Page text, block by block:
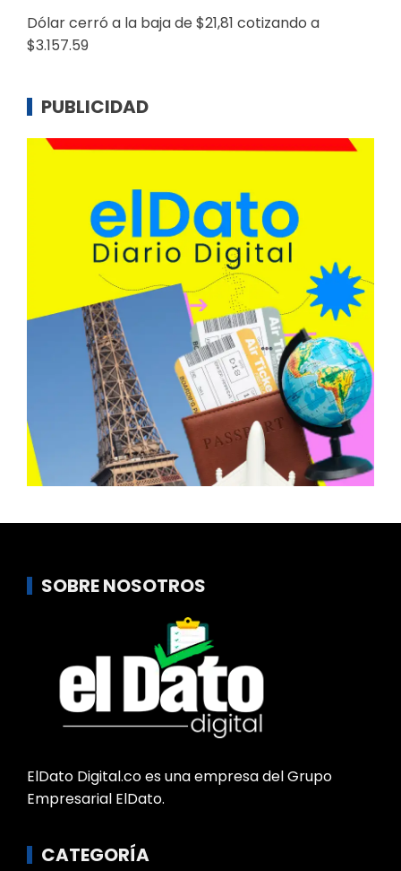
Dólar cerró a la baja de $21,81 cotizando a
$3.157.59
PUBLICIDAD
SOBRE NOSOTROS
ElDato Digital.co es una empresa del Grupo
Empresarial ElDato.
CATEGORÍA